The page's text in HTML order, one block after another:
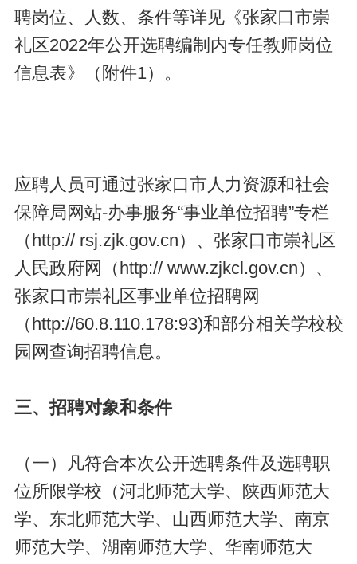
聘岗位、人数、条件等详见《张家口市崇
礼区2022年公开选聘编制内专任教师岗位
信息表》（附件1）。
应聘人员可通过张家口市人力资源和社会
保障局网站-办事服务“事业单位招聘”专栏
（http:// rsj.zjk.gov.cn）、张家口市崇礼区
人民政府网（http:// www.zjkcl.gov.cn）、
张家口市崇礼区事业单位招聘网
（http://60.8.110.178:93)和部分相关学校校
园网查询招聘信息。
三、招聘对象和条件
（一）凡符合本次公开选聘条件及选聘职
位所限学校（河北师范大学、陕西师范大
学、东北师范大学、山西师范大学、南京
师范大学、湖南师范大学、华南师范大